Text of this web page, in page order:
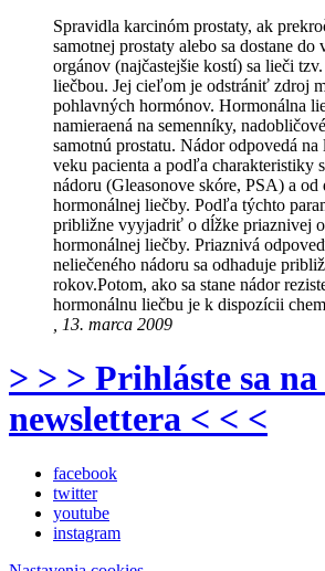
Spravidla karcinóm prostaty, ak
samotnej prostaty alebo sa dostane do
orgánov (najčastejšie kostí) sa lieči
liečbou. Jej cieľom je odstrániť zdroj
pohlavných hormónov. Hormonálna
namieraená na semenníky,
samotnú prostatu. Nádor odpovedá
veku pacienta a podľa charakteristiky
nádoru (Gleasonove skóre, PSA) a od
hormonálnej liečby. Podľa týchto
približne vyyjadriť o dĺžke priaznivej
hormonálnej liečby. Priaznivá
neliečeného nádoru sa odhaduje
rokov.Potom, ako sa stane nádor
hormonálnu liečbu je k dispozícii
, 13. marca 2009
> > > Prihláste sa
newslettera < < <
facebook
twitter
youtube
instagram